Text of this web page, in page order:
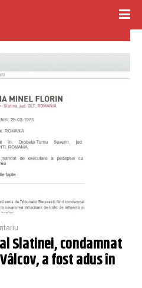
Slatinei, condamnat
a fost adus în